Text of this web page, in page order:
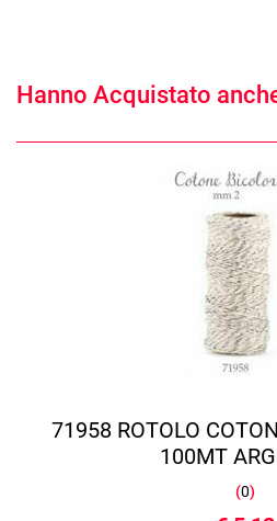
Hanno Acquistato
71958 ROTOLO
100MT
(0)